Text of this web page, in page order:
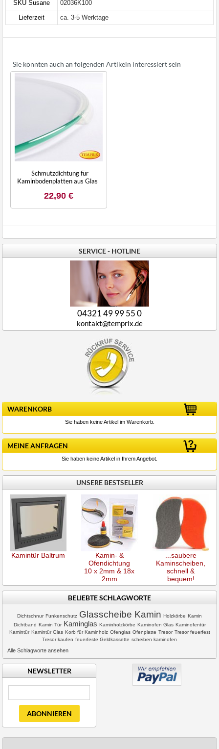
SKU Susane
02036K100
Lieferzeit
ca. 3-5 Werktage
Sie könnten auch an folgenden Artikeln interessiert sein
Schmutzdichtung für
Kaminbodenplatten aus Glas
22,90 €
SERVICE - HOTLINE
04321 49 99 55 0
kontakt@temprix.de
WARENKORB
Sie haben keine Artikel im Warenkorb.
MEINE ANFRAGEN
Sie haben keine Artikel in Ihrem Angebot.
UNSERE BESTSELLER
Kamintür Baltrum
Kamin- &
Ofendichtung
10 x 2mm & 18x
2mm
...saubere
Kaminscheiben,
schnell &
bequem!
BELIEBTE SCHLAGWORTE
Dichtschnur Funkenschutz Glasscheibe Kamin Holzkörbe Kamin
Dichtband Kamin Tür Kaminglas Kaminholzkörbe Kaminofen Glas Kaminofentür
Kamintür Kamintür Glas Korb für Kaminholz Ofenglas Ofenplatte Tresor Tresor feuerfest
Tresor kaufen feuerfeste Geldkassette scheiben kaminofen
Alle Schlagworte ansehen
NEWSLETTER
ABONNIEREN